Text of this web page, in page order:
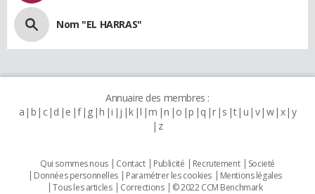
Nom "EL HARRAS"
Annuaire des membres :
a b c d e f g h i j k l m n o p q r s t u v w x y
z
Qui sommes nous Contact Publicité Recrutement
Societé
Données personnelles
Paramétrer les cookies
Mentions légales
Tous les articles
Corrections © 2022 CCM Benchmark